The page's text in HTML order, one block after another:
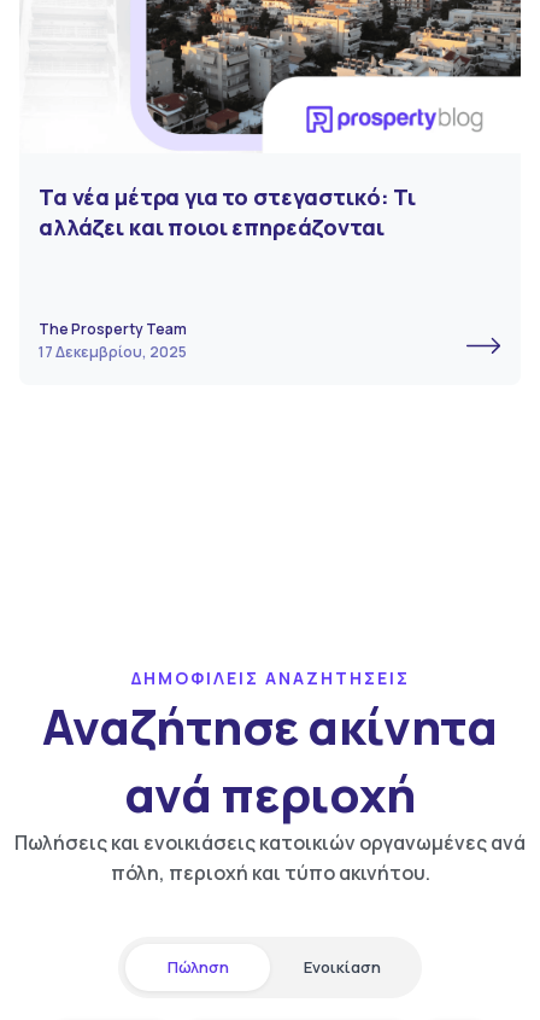
Τα νέα μέτρα για το στεγαστικό: Τι
αλλάζει και ποιοι επηρεάζονται
The Prosperty Team
17 Δεκεμβρίου, 2025
ΔΗΜΟΦΙΛΕΙΣ ΑΝΑΖΗΤΗΣΕΙΣ
Αναζήτησε ακίνητα
ανά περιοχή
Πωλήσεις και ενοικιάσεις κατοικιών οργανωμένες ανά
πόλη, περιοχή και τύπο ακινήτου.
Πώληση Ενοικίαση